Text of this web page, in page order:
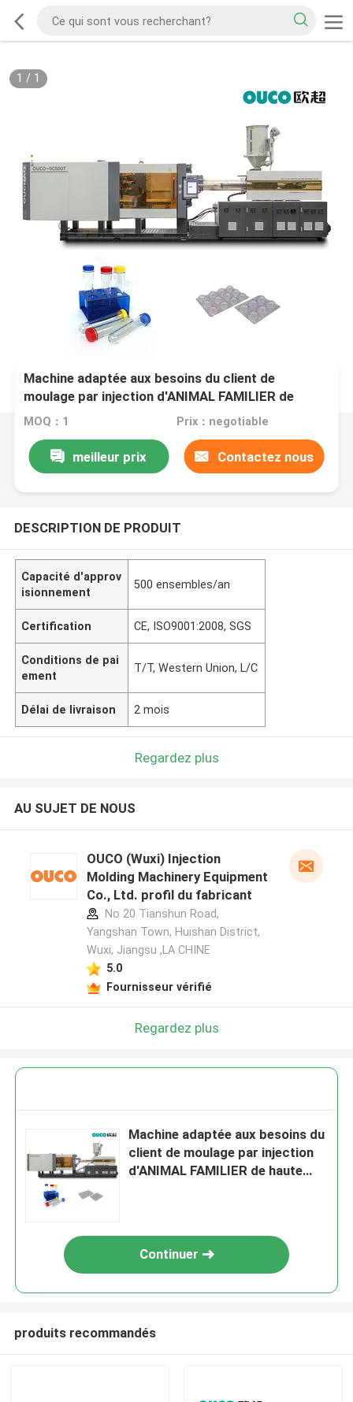
1 / 1
Machine adaptée aux besoins du client de
moulage par injection d'ANIMAL FAMILIER de
haute sécurité avec un plus grand système
MOQ：1 Prix：negotiable
meilleur prix Contactez nous
DESCRIPTION DE PRODUIT
Capacité d'approv
isionnement
500 ensembles/an
Certification CE, ISO9001:2008, SGS
Conditions de pai
ement
T/T, Western Union, L/C
Délai de livraison 2 mois
Regardez plus
AU SUJET DE NOUS
OUCO (Wuxi) Injection
Molding Machinery Equipment
Co., Ltd. profil du fabricant
No 20 Tianshun Road,
Yangshan Town, Huishan District,
Wuxi, Jiangsu ,LA CHINE
5.0
Fournisseur vérifié
Regardez plus
Machine adaptée aux besoins du
client de moulage par injection
d'ANIMAL FAMILIER de haute
Continuer
produits recommandés